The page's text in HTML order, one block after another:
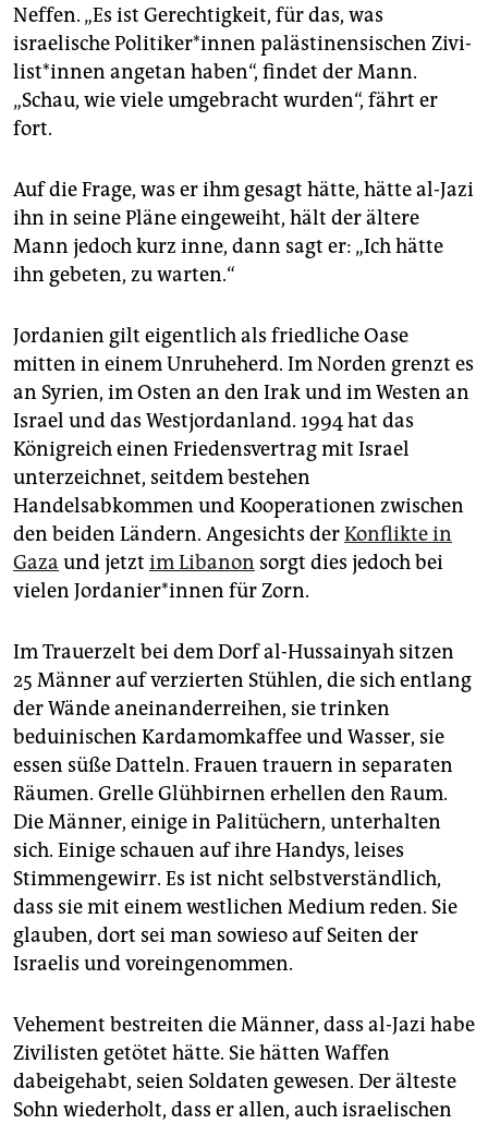
Neffen. „Es ist Gerechtigkeit, für das, was
israelische Po­li­ti­ke­r*in­nen palästinensischen Zi­vi­
lis­t*in­nen angetan haben“, findet der Mann.
„Schau, wie viele umgebracht wurden“, fährt er
fort.
Auf die Frage, was er ihm gesagt hätte, hätte al-Jazi
ihn in seine Pläne eingeweiht, hält der ältere
Mann jedoch kurz inne, dann sagt er: „Ich hätte
ihn gebeten, zu warten.“
Jordanien gilt eigentlich als friedliche Oase
mitten in einem Unruheherd. Im Norden grenzt es
an Syrien, im Osten an den Irak und im Westen an
Israel und das Westjordanland. 1994 hat das
Königreich einen Friedensvertrag mit Israel
unterzeichnet, seitdem bestehen
Handelsabkommen und Kooperationen zwischen
den beiden Ländern. Angesichts derKonflikte in
Gaza und jetzt im Libanon sorgt dies jedoch bei
vielen Jor­da­nie­r*in­nen für Zorn.
Im Trauerzelt bei dem Dorf al-Hussainyah sitzen
25 Männer auf verzierten Stühlen, die sich entlang
der Wände aneinanderreihen, sie trinken
beduinischen Kardamomkaffee und Wasser, sie
essen süße Datteln. Frauen trauern in separaten
Räumen. Grelle Glühbirnen erhellen den Raum.
Die Männer, einige in Palitüchern, unterhalten
sich. Einige schauen auf ihre Handys, leises
Stimmengewirr. Es ist nicht selbstverständlich,
dass sie mit einem westlichen Medium reden. Sie
glauben, dort sei man sowieso auf Seiten der
Israelis und voreingenommen.
Vehement bestreiten die Männer, dass al-Jazi habe
Zivilisten getötet hätte. Sie hätten Waffen
dabeigehabt, seien Soldaten gewesen. Der älteste
Sohn wiederholt, dass er allen, auch israelischen